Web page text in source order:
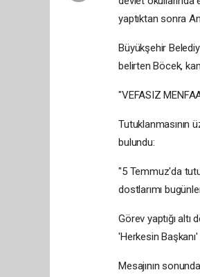
yaptıktan sonra
Büyükşehir
belirten Böcek,
"VEFASIZ
Tutuklanmasının
bulundu:
"5 Temmuz'da
dostlarımı
Görev yaptığı
'Herkesin
Mesajının